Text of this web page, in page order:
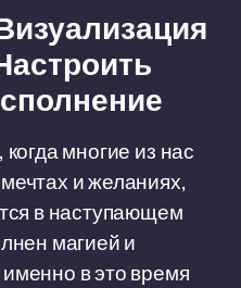
многие из нас
и желаниях,
в наступающем
магией и
в это время